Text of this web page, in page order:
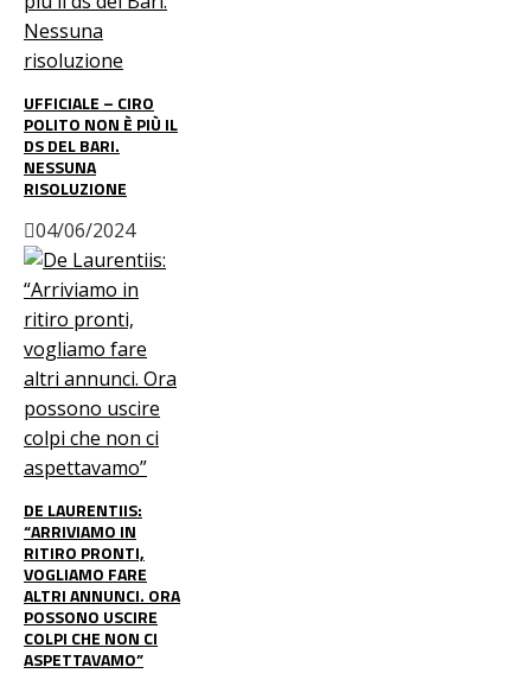
UFFICIALE – CIRO
POLITO NON È PIÙ IL
DS DEL BARI.
NESSUNA
RISOLUZIONE
04/06/2024
DE LAURENTIIS:
“ARRIVIAMO IN
RITIRO PRONTI,
VOGLIAMO FARE
ALTRI ANNUNCI. ORA
POSSONO USCIRE
COLPI CHE NON CI
ASPETTAVAMO”